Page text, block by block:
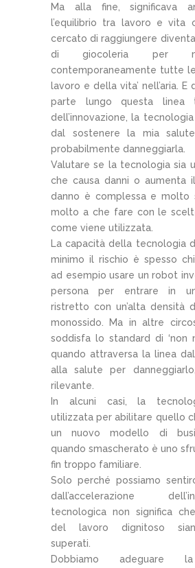
Ma alla fine, significava
l’equilibrio tra lavoro e vita
cercato di raggiungere
di giocoleria per
contemporaneamente tutte
lavoro e della vita’ nell’aria. E
parte lungo questa linea
dell’innovazione, la
dal sostenere la mia
probabilmente danneggiarla.
Valutare se la tecnologia sia
che causa danni o aumenta
danno è complessa e molto
molto a che fare con le
come viene utilizzata.
La capacità della tecnologia
minimo il rischio è spesso
ad esempio usare un robot
persona per entrare in
ristretto con un’alta densità
monossido. Ma in altre
soddisfa lo standard di ‘non
quando attraversa la linea
alla salute per
rilevante.
In alcuni casi, la
utilizzata per abilitare quello
un nuovo modello di
quando smascherato è uno
fin troppo familiare.
Solo perché possiamo
dall’accelerazione
tecnologica non significa
del lavoro dignitoso
superati.
Dobbiamo adeguare